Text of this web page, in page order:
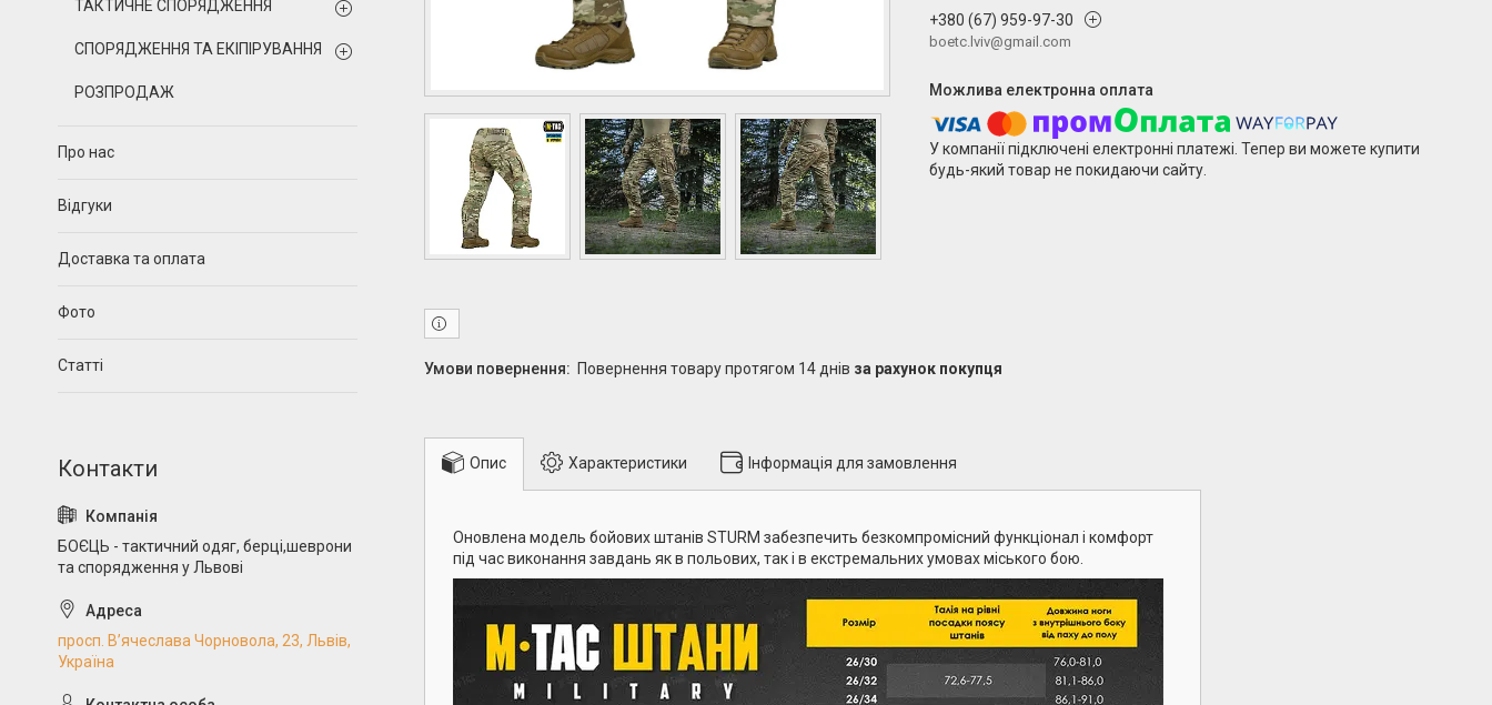
+380 (67) 959-97-30
boetc.lviv@gmail.com
У компанії підключені електронні платежі. Тепер ви можете купити
будь-який товар не покидаючи сайту.
повернення товару протягом 14 днів за рахунок покупця
Опис Характеристики Інформація для замовлення
Оновлена модель бойових штанів STURM забезпечить безкомпромісний функціонал і комфорт
під час виконання завдань як в польових, так і в екстремальних умовах міського бою.
ТАКТИЧНЕ СПОРЯДЖЕННЯ
СПОРЯДЖЕННЯ ТА ЕКІПІРУВАННЯ
РОЗПРОДАЖ
Про нас
Відгуки
Доставка та оплата
Фото
Статті
БОЄЦЬ - тактичний одяг, берці,шеврони
та спорядження у Львові
просп. В’ячеслава Чорновола, 23, Львів,
Україна